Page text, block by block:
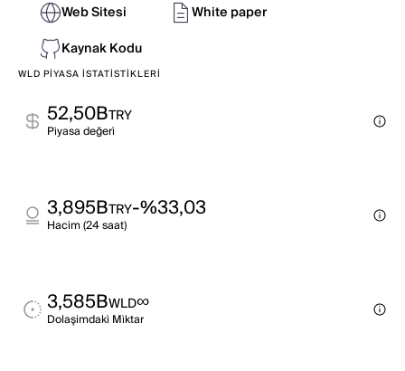
Web Sitesi
White paper
Kaynak Kodu
WLD PIYASA İSTATISTIKLERI
52,50BTRY
Pi̇yasa değeri̇
3,895BTRY-%33,03
Haci̇m (24 saat)
3,585BWLD∞
Dolaşimdaki̇ Mi̇ktar